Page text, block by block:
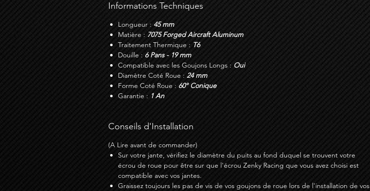
Informations Techniques
Longueur : 45 mm
Matière : 7075 Forged Aircraft Aluminum
Traitement Thermique : T6
Douille : 6 Pans - 19 mm
Compatible avec les Goujons Longs : Oui
Diamètre Coté Roue : 24 mm
Forme Coté Roue : 60° Conique
Garantie : 1 An
Conseils d'Installation
(A Lire avant de commander)
Sur votre jante, vérifiez le diamètre du puits au fond duquel se trouvent votre
écrou de roue pour être sur que l'écrou Zenky Racing que vous avez choisi est
compatible avec vos jantes.
Graissez toujours les pas de vis de vos goujons de roue lors de l'installation de vos